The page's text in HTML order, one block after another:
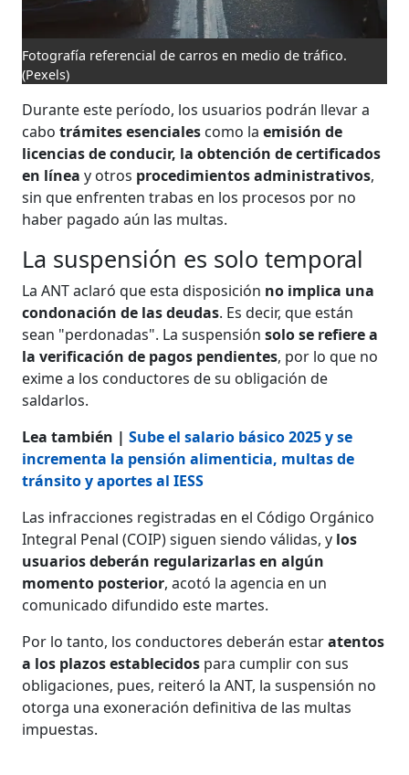
Fotografía referencial de carros en medio de tráfico.
(Pexels)
Durante este período, los usuarios podrán llevar a
cabotrámites esenciales como laemisión de
licencias de conducir, la obtención de certificados
en líneay otros procedimientos administrativos,
sin que enfrenten trabas en los procesos por no
haber pagado aún las multas.
La suspensión es solo temporal
La ANT aclaró que esta disposición no implica una
condonación de las deudas. Es decir, que están
sean "perdonadas". La suspensiónsolo se refiere a
la verificación de pagos pendientes, por lo que no
exime a los conductores de su obligación de
saldarlos.
Lea también |Sube el salario básico 2025 y se
incrementa la pensión alimenticia, multas de
tránsito y aportes al IESS
Las infracciones registradas en el Código Orgánico
Integral Penal (COIP) siguen siendo válidas, y los
usuarios deberán regularizarlas en algún
momento posterior, acotó la agencia en un
comunicado difundido este martes.
Por lo tanto, los conductores deberán estaratentos
a los plazos establecidos para cumplir con sus
obligaciones, pues, reiteró la ANT, la suspensión no
otorga una exoneración definitiva de las multas
impuestas.